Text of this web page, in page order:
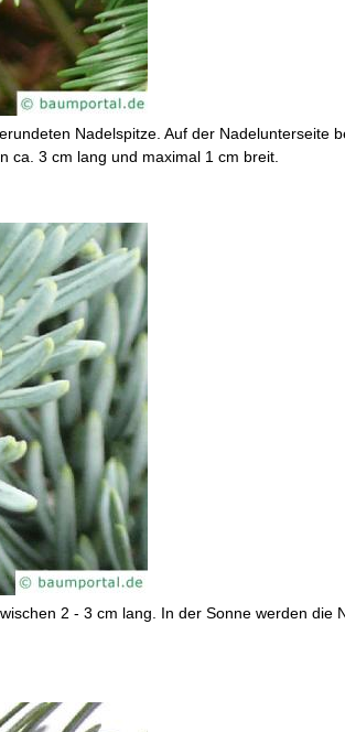
Nadelspitze. Auf der Nadelunterseite
ca. 3 cm lang und maximal 1 cm breit.
2 - 3 cm lang. In der Sonne werden die